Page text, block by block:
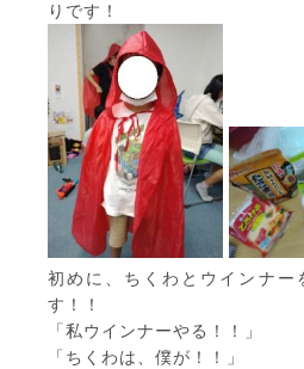
りです！
初めに、ちくわとウインナー
す！！
「私ウインナーやる！！」
「ちくわは、僕が！！」